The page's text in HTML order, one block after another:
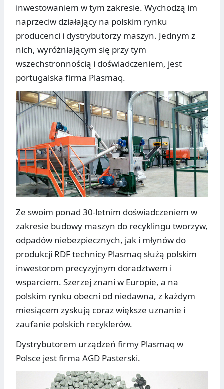
inwestowaniem w tym zakresie. Wychodzą im
naprzeciw działający na polskim rynku
producenci i dystrybutorzy maszyn. Jednym z
nich, wyróżniającym się przy tym
wszechstronnością i doświadczeniem, jest
portugalska firma Plasmaq.
Ze swoim ponad 30-letnim doświadczeniem w
zakresie budowy maszyn do recyklingu tworzyw,
odpadów niebezpiecznych, jak i młynów do
produkcji RDF technicy Plasmaq służą polskim
inwestorom precyzyjnym doradztwem i
wsparciem. Szerzej znani w Europie, a na
polskim rynku obecni od niedawna, z każdym
miesiącem zyskują coraz większe uznanie i
zaufanie polskich recyklerów.
Dystrybutorem urządzeń firmy Plasmaq w
Polsce jest firma AGD Pasterski.